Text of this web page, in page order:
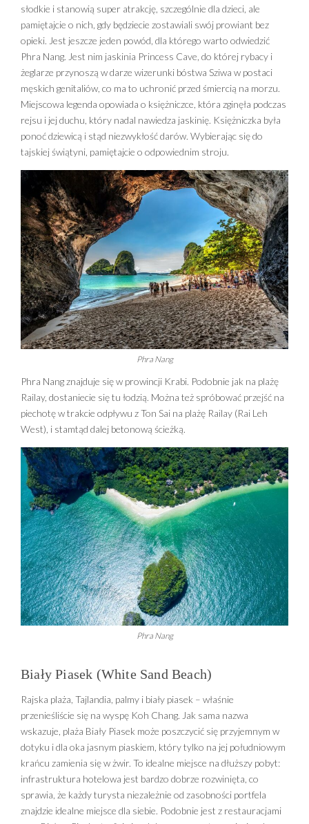
słodkie i stanowią super atrakcję, szczególnie dla dzieci, ale
pamiętajcie o nich, gdy będziecie zostawiali swój prowiant bez
opieki. Jest jeszcze jeden powód, dla którego warto odwiedzić
Phra Nang. Jest nim jaskinia Princess Cave, do której rybacy i
żeglarze przynoszą w darze wizerunki bóstwa Sziwa w postaci
męskich genitaliów, co ma to uchronić przed śmiercią na morzu.
Miejscowa legenda opowiada o księżniczce, która zginęła podczas
rejsu i jej duchu, który nadal nawiedza jaskinię. Księżniczka była
ponoć dziewicą i stąd niezwykłość darów. Wybierając się do
tajskiej świątyni, pamiętajcie o odpowiednim stroju.
Phra Nang
Phra Nang znajduje się w prowincji Krabi. Podobnie jak na plażę
Railay, dostaniecie się tu łodzią. Można też spróbować przejść na
piechotę w trakcie odpływu z Ton Sai na plażę Railay (Rai Leh
West), i stamtąd dalej betonową ścieżką.
Phra Nang
Biały Piasek (White Sand Beach)
Rajska plaża, Tajlandia, palmy i biały piasek – właśnie
przenieśliście się na wyspę Koh Chang. Jak sama nazwa
wskazuje, plaża Biały Piasek może poszczycić się przyjemnym w
dotyku i dla oka jasnym piaskiem, który tylko na jej południowym
krańcu zamienia się w żwir. To idealne miejsce na dłuższy pobyt:
infrastruktura hotelowa jest bardzo dobrze rozwinięta, co
sprawia, że każdy turysta niezależnie od zasobności portfela
znajdzie idealne miejsce dla siebie. Podobnie jest z restauracjami